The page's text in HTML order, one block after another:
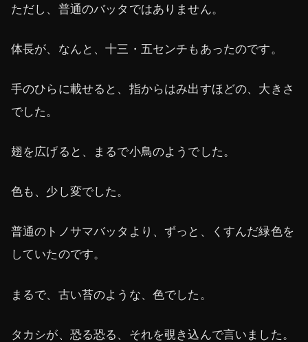
ただし、普通のバッタではありません。
体長が、なんと、十三・五センチもあったのです。
手のひらに載せると、指からはみ出すほどの、大きさ
でした。
翅を広げると、まるで小鳥のようでした。
色も、少し変でした。
普通のトノサマバッタより、ずっと、くすんだ緑色を
していたのです。
まるで、古い苔のような、色でした。
タカシが、恐る恐る、それを覗き込んで言いました。